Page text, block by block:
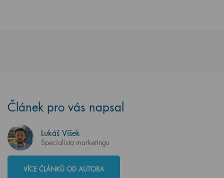
Článek pro vás napsal
Lukáš Víšek
Specialista marketingu
VÍCE ČLÁNKŮ OD AUTORA